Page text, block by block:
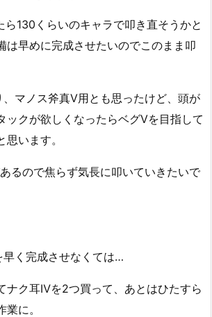
130くらいのキャラで叩き直そうかと
は早めに完成させたいのでこのまま叩
マノス斧真Ⅴ用とも思ったけど、頭が
ックが欲しくなったらベグⅤを目指して
います。
るので焦らず気長に叩いていきたいで
早く完成させなくては…
ナク耳Ⅳを2つ買って、あとはひたすら
に。